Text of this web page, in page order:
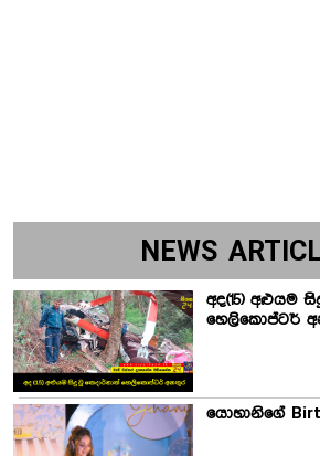
NEWS
අද(15) අළුයම
හෙලිකොප්ටර්
යොහානිගේ